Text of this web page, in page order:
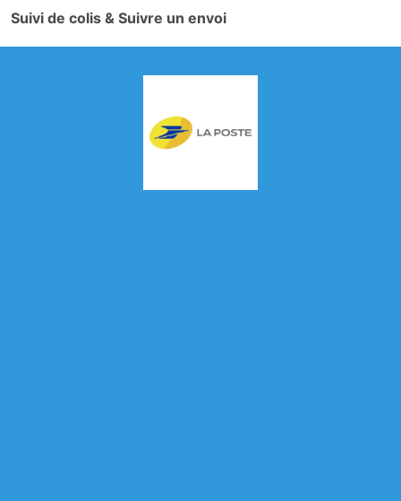
Suivi de colis & Suivre un envoi